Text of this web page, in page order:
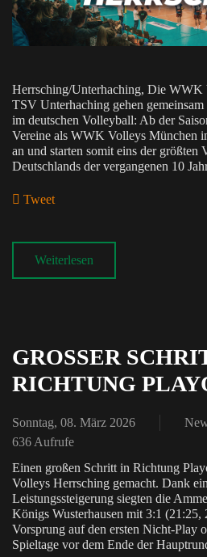
Herrsching/Unterhaching, Die WWK
TSV Unterhaching gehen
im deutschen Volleyball: Ab der
Vereine als WWK Volleys München
an und starten somit eins der größten
Deutschlands der vergangenen 10
Tweet
Weiterlesen
GROSSER
ICHTUNG
Sonntag, 08. März 2026
636 Aufrufe
Einen großen Schritt in Richtung
Volleys Herrsching gemacht. Dank
Leistungssteigerung siegten die
Königs Wusterhausen mit 3:1
Vorsprung auf den ersten Nicht-Play
Spieltage vor dem Ende der